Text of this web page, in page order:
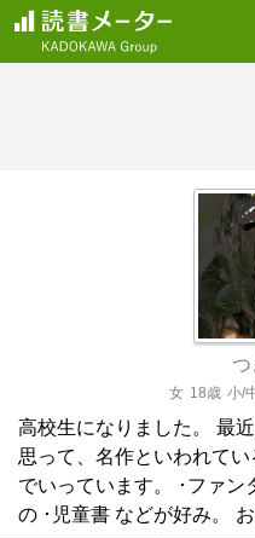
つ
女 18歳 小/
高校生になりました。 最
思って、名作といわれて
でいっています。 ･ファン
の ･児童書 などが好み。